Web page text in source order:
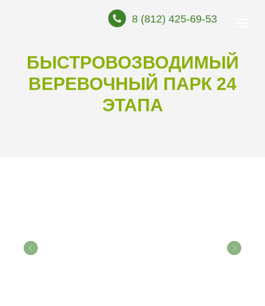
8 (812) 425-69-53
БЫСТРОВОЗВОДИМЫЙ
ВЕРЕВОЧНЫЙ ПАРК 24
ЭТАПА